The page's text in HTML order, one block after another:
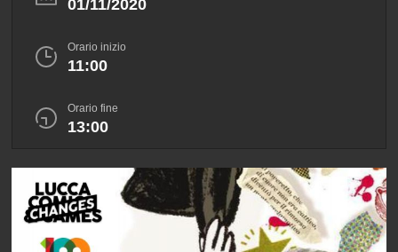
01/11/2020
Orario inizio
11:00
Orario fine
13:00